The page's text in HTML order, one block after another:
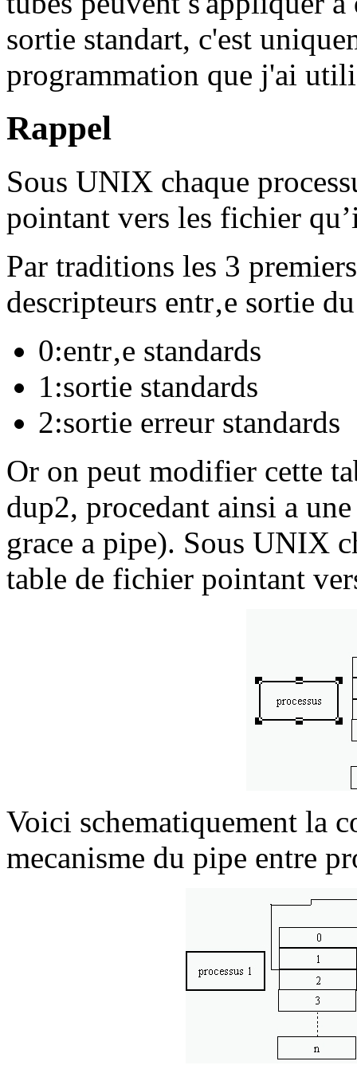
sortie standart, c'est
programmation que j'ai
Rappel
Sous UNIX chaque
pointant vers les fichier
Par traditions les 3
descripteurs entr‚e sortie
0:entr‚e standards
1:sortie standards
2:sortie erreur standards
Or on peut modifier cette
dup2, procedant ainsi a
grace a pipe). Sous UNIX
table de fichier pointant
Voici schematiquement la
mecanisme du pipe entre